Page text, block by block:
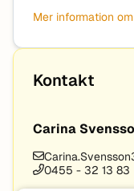
Mer information
Kontakt
Carina
0455 - 32 13 83